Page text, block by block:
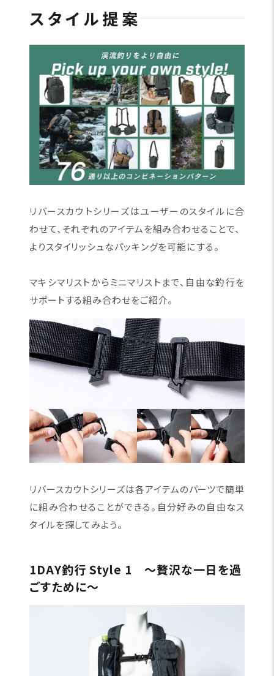
スタイル提案
リバースカウトシリーズはユーザーのスタイルに合
わせて、それぞれのアイテムを組み合わせることで、
よりスタイリッシュなパッキングを可能にする。
マキシマリストからミニマリストまで、自由な釣行を
サポートする組み合わせをご紹介。
リバースカウトシリーズは各アイテムのパーツで簡単
に組み合わせることができる。自分好みの自由なス
タイルを探してみよう。
1DAY釣行 Style 1 〜贅沢な一日を過
ごすために〜